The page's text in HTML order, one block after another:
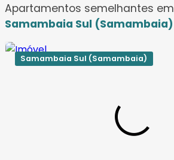
Apartamentos semelhantes em
Samambaia Sul (Samambaia)
Samambaia Sul (Samambaia)